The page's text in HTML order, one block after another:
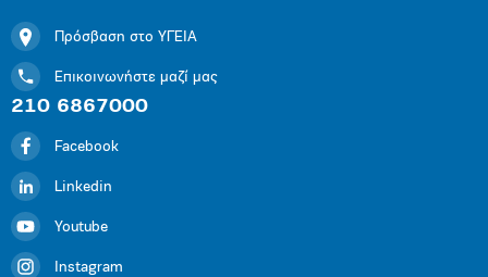
Πρόσβαση στο ΥΓΕΙΑ
Επικοινωνήστε μαζί μας
210 6867000
Facebook
Linkedin
Youtube
Instagram